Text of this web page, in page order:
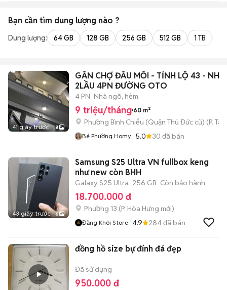
Bạn cần tìm dung lượng nào ?
Dung lượng: 64 GB 128 GB 256 GB 512 GB 1 TB
41 giây trước 8
GẦN CHỢ ĐẦU MỐI - TỈNH LỘ 43 -
2LẦU 4PN ĐƯỜNG OTO
4 PN Nhà ngõ, hẻm
9 triệu/tháng 60 m²
Phường Bình Chiểu (Quận Thủ Đức cũ) (P.
Bé Phường Homy 5.0 30 đã bán
43 giây trước 6
Samsung S25 Ultra VN fullbox keng
như new còn BHH
Galaxy S25 Ultra 256 GB Còn bảo hành
18.700.000 đ
Phường 13 (P. Hòa Hưng mới)
Đăng Khôi Store 4.9 284đã bán
đồng hồ size bự đính đá đẹp
Đã sử dụng
950.000 đ